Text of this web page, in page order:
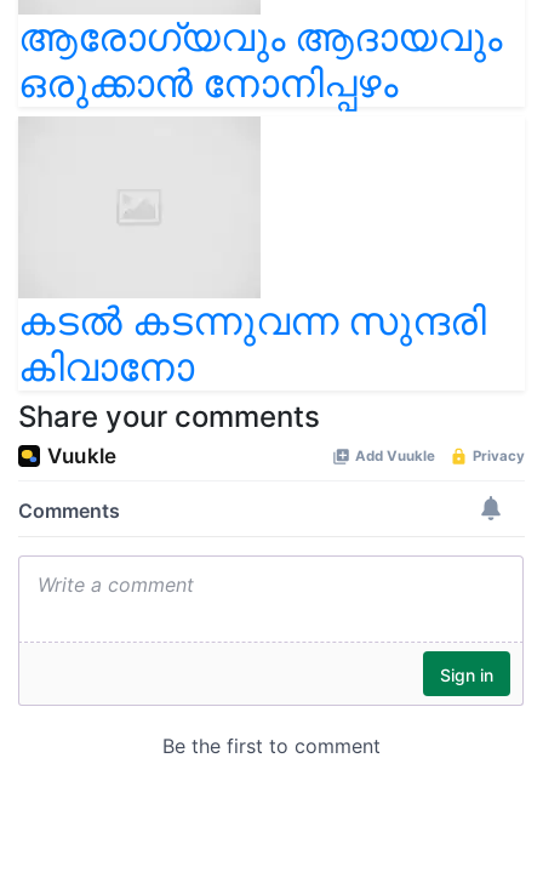
ആരോഗ്യവും ആദായവും
ഒരുക്കാൻ നോനിപ്പഴം
കടൽ കടന്നുവന്ന സുന്ദരി
കിവാനോ
Share your comments